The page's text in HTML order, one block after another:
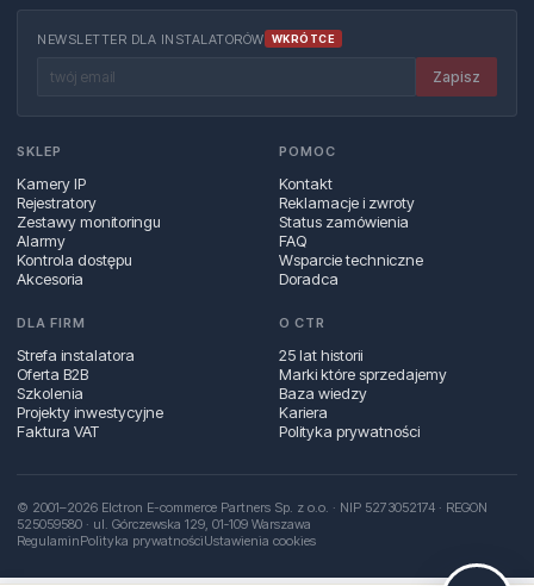
NEWSLETTER DLA INSTALATORÓW WKRÓTCE
Zapisz
SKLEP
Kamery IP
Rejestratory
Zestawy monitoringu
Alarmy
Kontrola dostępu
Akcesoria
POMOC
Kontakt
Reklamacje i zwroty
Status zamówienia
FAQ
Wsparcie techniczne
Doradca
DLA FIRM
Strefa instalatora
Oferta B2B
Szkolenia
Projekty inwestycyjne
Faktura VAT
O CTR
25 lat historii
Marki które sprzedajemy
Baza wiedzy
Kariera
Polityka prywatności
© 2001–2026 Elctron E-commerce Partners Sp. z o.o. · NIP 5273052174 · REGON
525059580 · ul. Górczewska 129, 01‑109 Warszawa
RegulaminPolityka prywatnościUstawienia cookies